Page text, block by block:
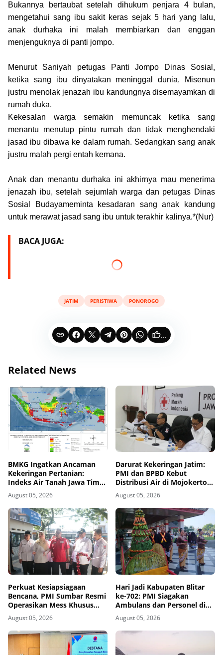
Bukannya bertaubat setelah dihukum penjara 4 bulan,
mengetahui sang ibu sakit keras sejak 5 hari yang lalu,
anak durhaka ini malah membiarkan dan enggan
menjenguknya di panti jompo.
Menurut Saniyah petugas Panti Jompo Dinas Sosial,
ketika sang ibu dinyatakan meninggal dunia, Misenun
justru menolak jenazah ibu kandungnya disemayamkan di
rumah duka.
Kekesalan warga semakin memuncak ketika sang
menantu menutup pintu rumah dan tidak menghendaki
jasad ibu dibawa ke dalam rumah. Sedangkan sang anak
justru malah pergi entah kemana.
Anak dan menantu durhaka ini akhirnya mau menerima
jenazah ibu, setelah sejumlah warga dan petugas Dinas
Sosial Budayameminta kesadaran sang anak kandung
untuk merawat jasad sang ibu untuk terakhir kalinya.*(Nur)
BACA JUGA:
JATIM PERISTIWA PONOROGO
...
Related News
BMKG Ingatkan Ancaman
Kekeringan Pertanian:
Indeks Air Tanah Jawa Timur
Agustus 2026 Masuk
Kategori Kurang
August 05, 2026
Darurat Kekeringan Jatim:
PMI dan BPBD Kebut
Distribusi Air di Mojokerto-
Pasuruan
August 05, 2026
Perkuat Kesiapsiagaan
Bencana, PMI Sumbar Resmi
Operasikan Mess Khusus
Relawan Kemanusiaan
August 05, 2026
Hari Jadi Kabupaten Blitar
ke-702: PMI Siagakan
Ambulans dan Personel di
Area Pisowanan Agung
August 05, 2026